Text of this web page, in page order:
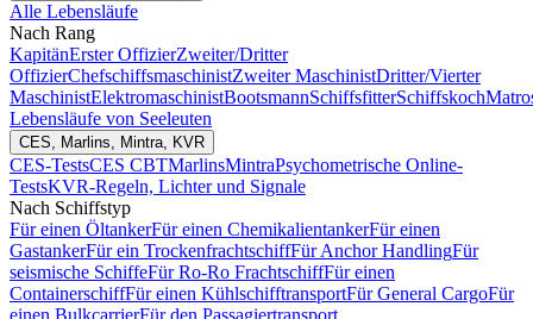
Alle Lebensläufe
Nach Rang
KapitänErster OffizierZweiter/Dritter
OffizierChefschiffsmaschinistZweiter MaschinistDritter/Vierter
MaschinistElektromaschinistBootsmannSchiffsfitterSchiffskoch
Lebensläufe von Seeleuten
CES, Marlins, Mintra, KVR
CES-TestsCES CBTMarlinsMintraPsychometrische Online-
TestsKVR-Regeln, Lichter und Signale
Nach Schiffstyp
Für einen ÖltankerFür einen ChemikalientankerFür einen
GastankerFür ein TrockenfrachtschiffFür Anchor HandlingFür
seismische SchiffeFür Ro-Ro FrachtschiffFür einen
ContainerschiffFür einen KühlschifftransportFür General CargoFür
einen BulkcarrierFür den Passagiertransport